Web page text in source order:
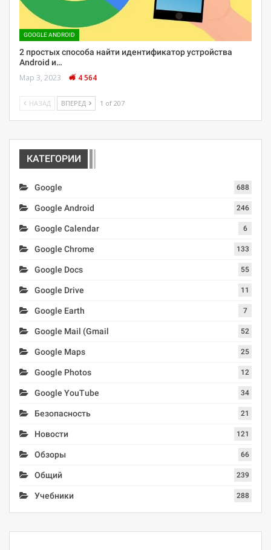
GOOGLE ANDROID
2 простых способа найти идентификатор устройства
Android и…
Мар 3, 2023 4 564
НАЗАД ВПЕРЕД 1 of 207
КАТЕГОРИИ
Google 688
Google Android 246
Google Calendar 6
Google Chrome 133
Google Docs 55
Google Drive 11
Google Earth 7
Google Mail (Gmail 52
Google Maps 25
Google Photos 12
Google YouTube 34
Безопасность 21
Новости 121
Обзоры 66
Общий 239
Учебники 288